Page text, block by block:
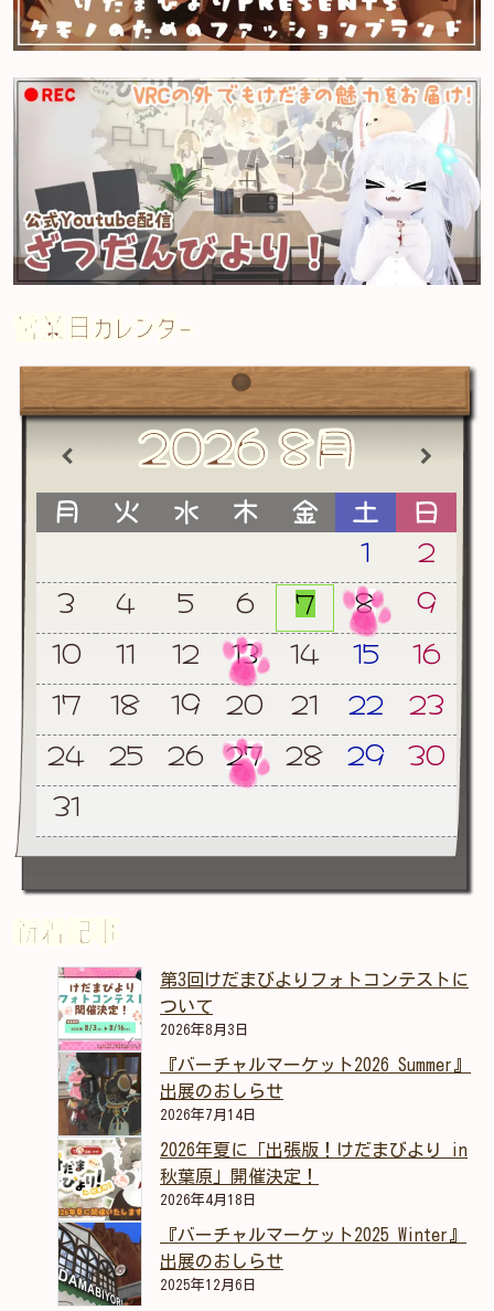
営業日カレンダー
2026 8月
月 火 水 木 金 土
日
1
2
3
4 5 6 7 8
9
10
11 12 13 14 15
16
17
18 19 20 21 22
23
24
25 26 27 28 29
30
31
新着記事
第3回けだまびよりフォトコンテストに
ついて
2026年8月3日
『バーチャルマーケット2026 Summer』
出展のおしらせ
2026年7月14日
2026年夏に「出張版！けだまびより in
秋葉原」開催決定！
2026年4月18日
『バーチャルマーケット2025 Winter』
出展のおしらせ
2025年12月6日